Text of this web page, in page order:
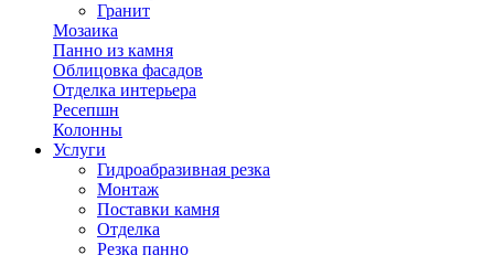
Гранит
Мозаика
Панно из камня
Облицовка фасадов
Отделка интерьера
Ресепшн
Колонны
Услуги
Гидроабразивная резка
Монтаж
Поставки камня
Отделка
Резка панно